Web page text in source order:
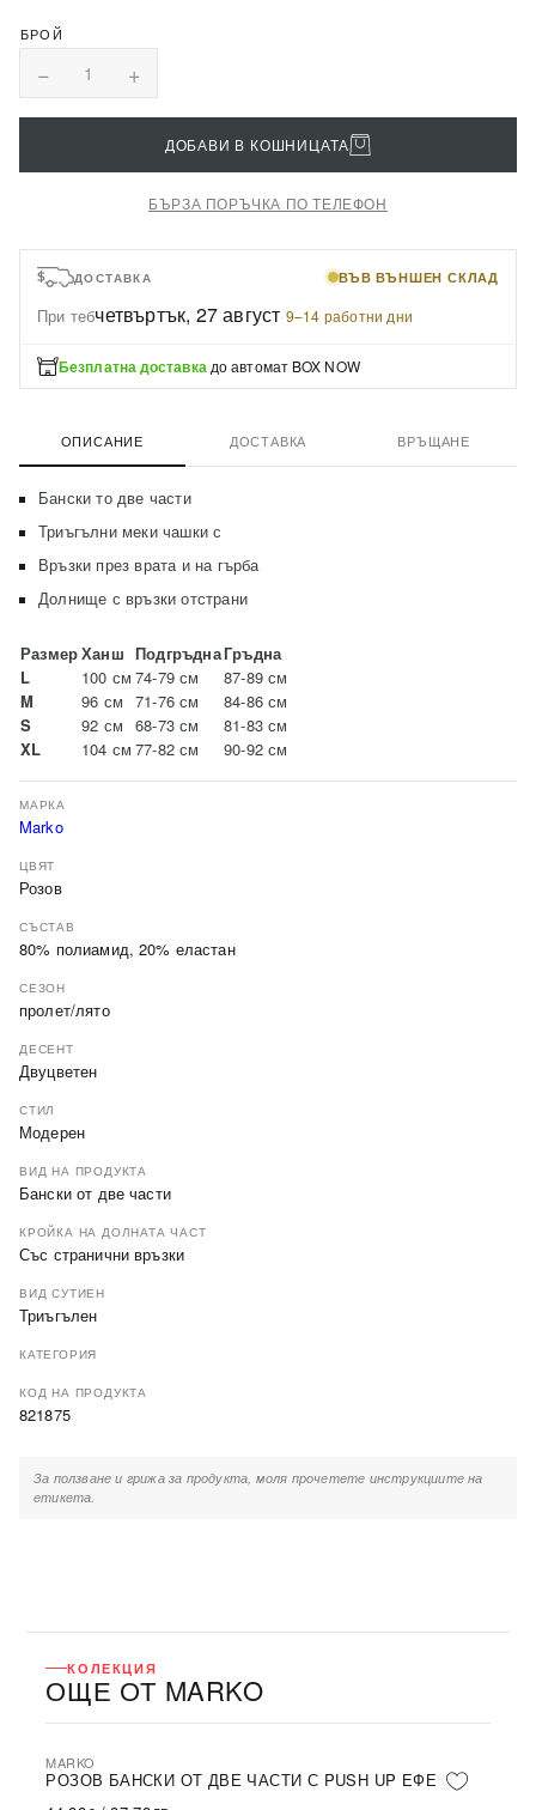
− 1 +
ДОБАВИ В КОШНИЦАТА
БЪРЗА ПОРЪЧКА ПО ТЕЛЕФОН
ДОСТАВКА ВЪВ ВЪНШЕН СКЛАД
При тебчетвъртък, 27 август·9–14 работни дни
Безплатна доставка до автомат BOX NOW
ОПИСАНИЕ ДОСТАВКА ВРЪЩАНЕ
Бански то две части
Триъгълни меки чашки с
Връзки през врата и на гърба
Долнище с връзки отстрани
РазмерХанш ПодгръднаГръдна
L
100 см 74-79 см
87-89 см
M
96 см 71-76 см
84-86 см
S
92 см 68-73 см
81-83 см
XL
104 см 77-82 см 90-92 см
МАРКА
Marko
ЦВЯТ
Розов
СЪСТАВ
80% полиамид, 20% еластан
СЕЗОН
пролет/лято
ДЕСЕНТ
Двуцветен
СТИЛ
Модерен
ВИД НА ПРОДУКТА
Бански от две части
КРОЙКА НА ДОЛНАТА ЧАСТ
Със странични връзки
ВИД СУТИЕН
Триъгълен
КАТЕГОРИЯ
КОД НА ПРОДУКТА
821875
За ползване и грижа за продукта, моля прочетете инструкциите на
етикета.
КОЛЕКЦИЯ
ОЩЕ ОТ MARKO
MARKO
РОЗОВ БАНСКИ ОТ ДВЕ ЧАСТИ С PUSH UP ЕФЕКТ